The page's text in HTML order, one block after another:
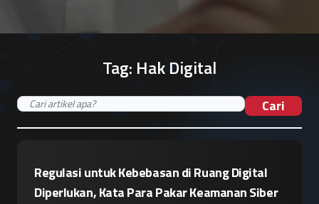
Tag: Hak Digital
Cari
Regulasi untuk Kebebasan di Ruang Digital
Diperlukan, Kata Para Pakar Keamanan Siber